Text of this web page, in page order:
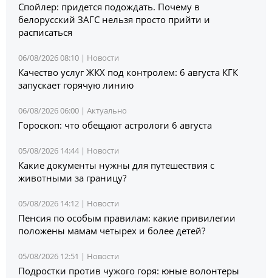
Спойлер: придется подождать. Почему в
белорусский ЗАГС нельзя просто прийти и
расписаться
06/08/2026 08:10 | Новости
Качество услуг ЖКХ под контролем: 6 августа КГК
запускает горячую линию
06/08/2026 06:00 | Актуально
Гороскоп: что обещают астрологи 6 августа
05/08/2026 14:44 | Новости
Какие документы нужны для путешествия с
животными за границу?
05/08/2026 14:12 | Новости
Пенсия по особым правилам: какие привилегии
положены мамам четырех и более детей?
05/08/2026 12:51 | Новости
Подростки против чужого горя: юные волонтеры